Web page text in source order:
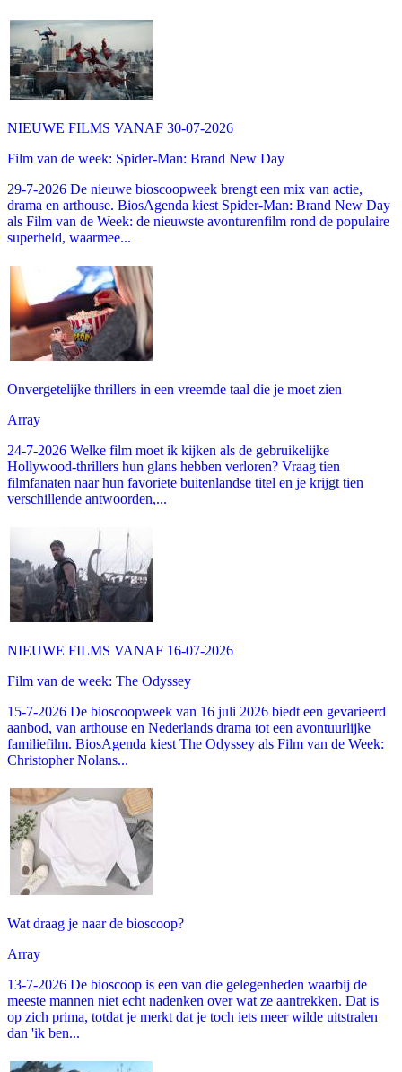
NIEUWE FILMS VANAF 30-07-2026
Film van de week: Spider-Man: Brand New Day
29-7-2026 De nieuwe bioscoopweek brengt een mix van actie,
drama en arthouse. BiosAgenda kiest Spider-Man: Brand New Day
als Film van de Week: de nieuwste avonturenfilm rond de populaire
superheld, waarmee...
Onvergetelijke thrillers in een vreemde taal die je moet zien
Array
24-7-2026 Welke film moet ik kijken als de gebruikelijke
Hollywood-thrillers hun glans hebben verloren? Vraag tien
filmfanaten naar hun favoriete buitenlandse titel en je krijgt tien
verschillende antwoorden,...
NIEUWE FILMS VANAF 16-07-2026
Film van de week: The Odyssey
15-7-2026 De bioscoopweek van 16 juli 2026 biedt een gevarieerd
aanbod, van arthouse en Nederlands drama tot een avontuurlijke
familiefilm. BiosAgenda kiest The Odyssey als Film van de Week:
Christopher Nolans...
Wat draag je naar de bioscoop?
Array
13-7-2026 De bioscoop is een van die gelegenheden waarbij de
meeste mannen niet echt nadenken over wat ze aantrekken. Dat is
op zich prima, totdat je merkt dat je toch iets meer wilde uitstralen
dan 'ik ben...